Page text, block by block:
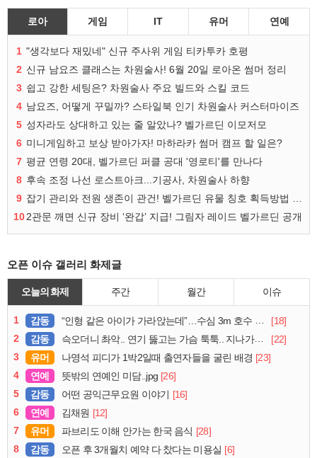
로아 게임 IT 유머 연예
1 "생각보다 재밌네" 신규 주사위 게임 티카투카 호평
2 신규 남요즈 클래스는 차원술사! 6월 20일 로아온 썸머 정리
3 쉽고 강한 세팅은? 차원술사 주요 빌드와 스킬 코드
4 남요즈, 어떻게 꾸밀까? 스타일북 인기 차원술사 커스터마이즈
5 성자라도 상대하고 있는 줄 알았나? 벨가르딘 이모저모
6 미니게임하고 보상 받아가자! 마하라카 썸머 캠프 할 일은?
7 평균 연령 20대, 벨가르딘 퍼클 공대 '영로티'를 만나다
8 후속 조정 나선 로스트아크...기공사, 차원술사 하향
9
102관문 깨면 신규 장비 ‘완갑’ 지급! 그림자 레이드 벨가르딘 공개
오픈 이슈 갤러리 화제글
오늘의 화제 주간 월간 이슈
1 감동 “인형 같은 아이가 가라앉는데”…수심 3m 호수 뛰어든 60대 의인
[18]
2
감동 슥오더니 촤악.. 연기 뚫고는 가슴 툭툭.. 지나가던 아재의 정체
[22]
3
유머 나영석 피디가 1박2일때 출연자들을 굴린 배경 [23]
4
연예 뜻밖의 연예인 미담..jpg [26]
5
감동 어떤 공익근무요원 이야기 [16]
6
연예 김채원 [12]
7
유머 파브리도 이해 안가는 한국 음식 [28]
8
감동 오픈 후 3개월치 예약 다 찼다는 미용실 [6]